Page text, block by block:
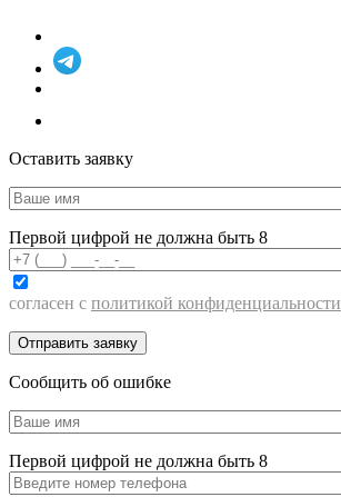
Оставить заявку
Первой цифрой не должна быть 8
согласен с политикой конфиденциальности
Сообщить об ошибке
Первой цифрой не должна быть 8